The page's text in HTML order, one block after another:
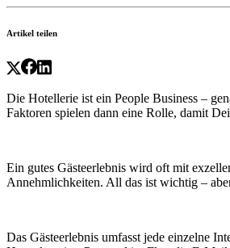
Artikel teilen
Die Hotellerie ist ein People Business –
Faktoren spielen dann eine Rolle, damit
Ein gutes Gästeerlebnis wird oft mit
Annehmlichkeiten. All das ist wichtig –
Das Gästeerlebnis umfasst jede einzelne